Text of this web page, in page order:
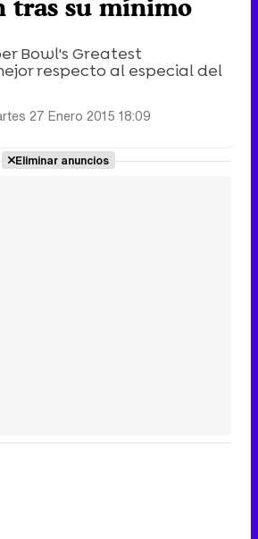
tras su mínimo
Bowl's Greatest
respecto al especial del
27 Enero 2015 18:09
Eliminar anuncios